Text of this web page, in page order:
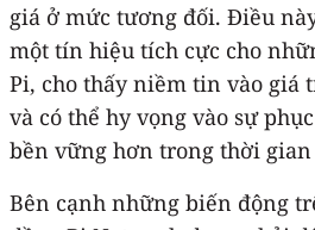
giá ở mức tương đối. Điều
một tín hiệu tích cực cho
Pi, cho thấy niềm tin vào giá
và có thể hy vọng vào sự
bền vững hơn trong thời
Bên cạnh những biến động